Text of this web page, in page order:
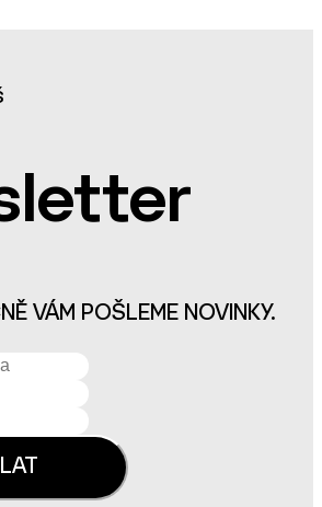
VÁM POŠLEME NOVINKY.